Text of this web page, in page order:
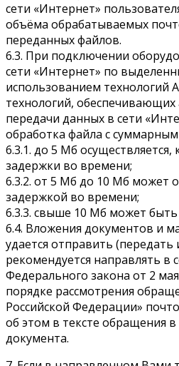
сети «Интернет»
объёма обрабатываемых
переданных файлов.
6.3. При подключении
сети «Интернет» по
использованием технологий
технологий, обеспечивающих
передачи данных в сети
обработка файла с
6.3.1. до 5 Мб осуществляется,
задержки во времени;
6.3.2. от 5 Мб до 10 Мб может
задержкой во времени;
6.3.3. свыше 10 Мб может быть
6.4. Вложения документов и
удается отправить (передать
рекомендуется направлять в
Федерального закона от 2
порядке рассмотрения
Российской Федерации»
об этом в тексте обращения
документа.